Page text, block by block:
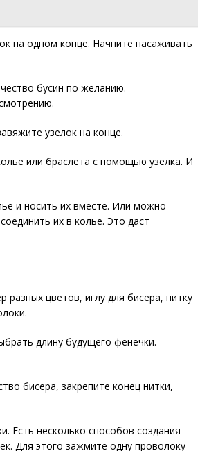
на одном конце. Начните насаживать
бусин по желанию.
узелок на конце.
или браслета с помощью узелка. И
и носить их вместе. Или можно
их в колье. Это даст
цветов, иглу для бисера, нитку
длину будущего фенечки.
бисера, закрепите конец нитки,
Есть несколько способов создания
Для этого зажмите одну проволоку